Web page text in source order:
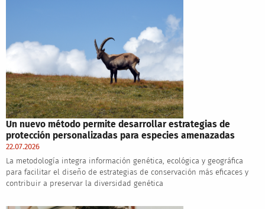
Un nuevo método permite desarrollar estrategias de
protección personalizadas para especies amenazadas
22.07.2026
La metodología integra información genética, ecológica y geográfica
para facilitar el diseño de estrategias de conservación más eficaces y
contribuir a preservar la diversidad genética